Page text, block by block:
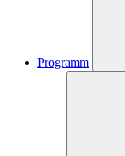
Programm